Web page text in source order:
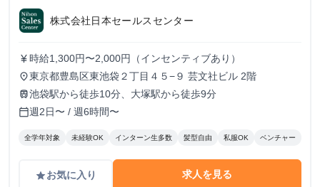
んか？ ※当社直結内定あり #学歴不問 #未経験可
#1.2年生可
株式会社日本セールスセンター
currency_yen 時給1,300円〜2,000円（インセンティブあり）
place東京都豊島区東池袋２丁目４５−９ 芸文社ビル 2階
train池袋駅から徒歩10分、大塚駅から徒歩9分
calendar_today週2日〜 / 週6時間〜
全学年対象 未経験OK インターン生多数 髪型自由 私服OK ベンチャー
gradeお気に入り 求人を見る